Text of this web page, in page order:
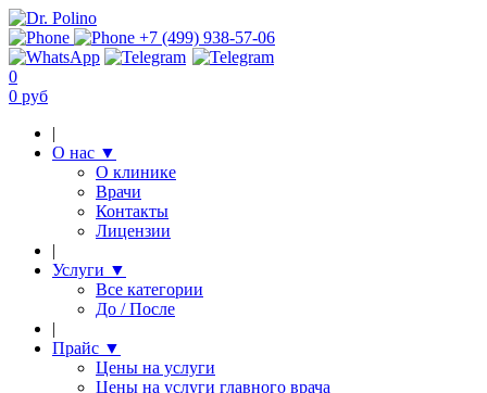
+7 (499) 938-57-06
0
0 руб
|
О нас ▼
О клинике
Врачи
Контакты
Лицензии
|
Услуги ▼
Все категории
До / После
|
Прайс ▼
Цены на услуги
Цены на услуги главного врача